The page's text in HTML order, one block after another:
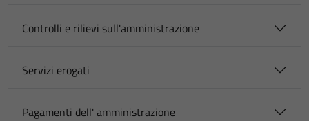
Controlli e rilievi sull'amministrazione
Servizi erogati
Pagamenti dell' amministrazione